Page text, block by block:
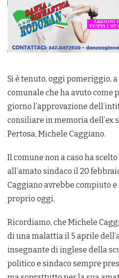
Si è tenuto, oggi pomeriggio,
comunale che ha avuto come
giorno l’approvazione
consiliare in memoria dell’ex
Pertosa, Michele Caggiano.
Il comune non a caso ha
all’amato sindaco il 20
Caggiano avrebbe compiuto
proprio oggi.
Ricordiamo, che Michele
di una malattia il 5 aprile
insegnante di inglese della
politico e sindaco sempre